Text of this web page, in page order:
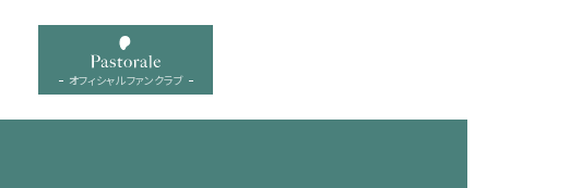
オフィシャル ファンクラブ